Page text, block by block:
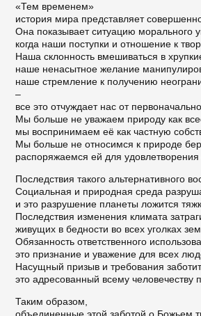
«Тем временем»
история мира представляет
Она показывает ситуацию морального
когда наши поступки и отношение к
Наша склонность вмешиваться в
наше ненасытное желание
наше стремление к получению
–
все это отчуждает нас от
Мы больше не уважаем природу как
мы воспринимаем её как частную
Мы больше не относимся к природе
распоряжаемся ей для удовлетворения
Последствия такого альтернативного
Социальная и природная среда
и это разрушение планеты ложится
Последствия изменения климата
живущих в бедности во всех уголках
Обязанность ответственного
это признание и уважение для всех
Насущный призыв и требования
это адресованный всему человечеству
Таким образом,